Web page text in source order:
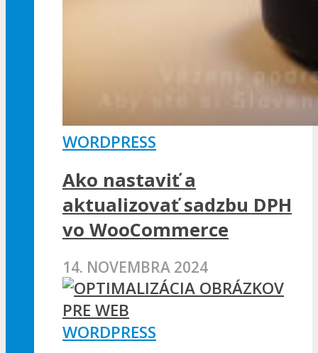
WORDPRESS
Ako nastaviť a
aktualizovať sadzbu DPH
vo WooCommerce
14. NOVEMBRA 2024
WORDPRESS